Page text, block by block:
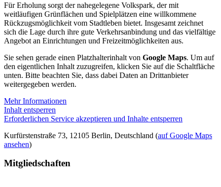
Für Erholung sorgt der nahegelegene Volkspark, der mit
weitläufigen Grünflächen und Spielplätzen eine willkommene
Rückzugsmöglichkeit vom Stadtleben bietet. Insgesamt zeichnet
sich die Lage durch ihre gute Verkehrsanbindung und das vielfältige
Angebot an Einrichtungen und Freizeitmöglichkeiten aus.
Sie sehen gerade einen Platzhalterinhalt von Google Maps. Um auf
den eigentlichen Inhalt zuzugreifen, klicken Sie auf die Schaltfläche
unten. Bitte beachten Sie, dass dabei Daten an Drittanbieter
weitergegeben werden.
Mehr Informationen
Inhalt entsperren
Erforderlichen Service akzeptieren und Inhalte entsperren
Kurfürstenstraße 73, 12105 Berlin, Deutschland (auf Google Maps
ansehen)
Mitgliedschaften